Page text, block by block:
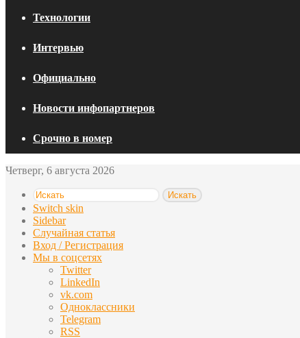
Технологии
Интервью
Официально
Новости инфопартнеров
Срочно в номер
Четверг, 6 августа 2026
Искать
Switch skin
Sidebar
Случайная статья
Вход / Регистрация
Мы в соцсетях
Twitter
LinkedIn
vk.com
Одноклассники
Telegram
RSS